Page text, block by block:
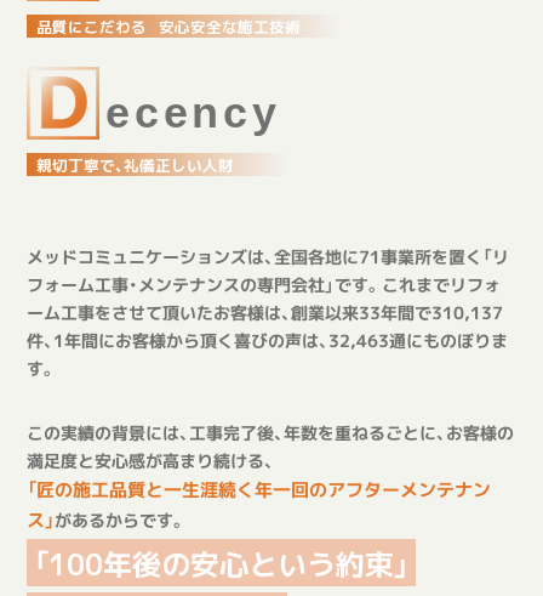
品質にこだわる 安心安全な施工技術
ecency
親切丁寧で、礼儀正しい人財
メッドコミュニケーションズは、全国各地に71事業所を置く「リ
フォーム工事・メンテナンスの専門会社」です。これまでリフォ
ーム工事をさせて頂いたお客様は、創業以来33年間で310,137
件、1年間にお客様から頂く喜びの声は、32,463通にものぼりま
す。
この実績の背景には、工事完了後、年数を重ねるごとに、お客様の
満足度と安心感が高まり続ける、
匠の施工品質と一生涯続く年一回のアフターメンテナン
ス」があるからです。
「100年後の安心という約束」